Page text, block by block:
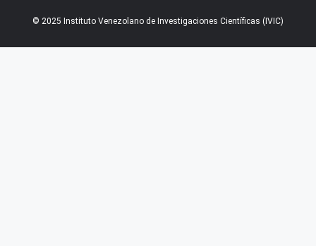
© 2025 Instituto Venezolano de Investigaciones Científicas (IVIC)